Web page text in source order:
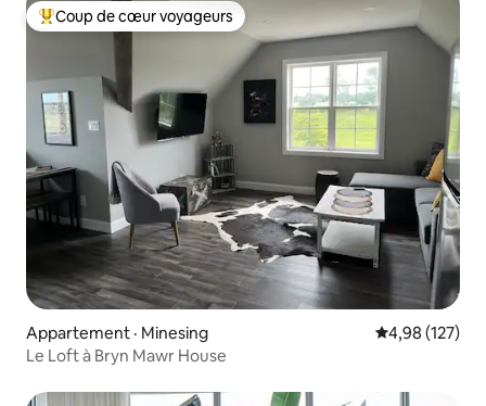
Coup de cœur voyageurs parmi les plus aimés
Coup de cœur voyageurs
Appartement · Minesing Note
4,98 (127)
Le Loft à Bryn Mawr House